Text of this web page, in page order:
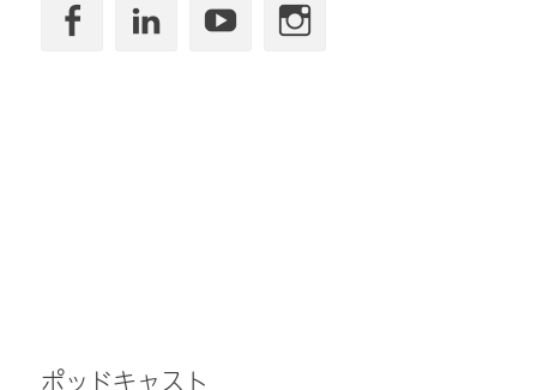
FacebookLinkedInYouTube
ポッドキャスト